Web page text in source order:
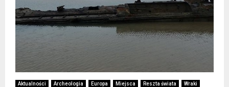
Aktualności Archeologia Europa Miejsca Reszta świata Wraki